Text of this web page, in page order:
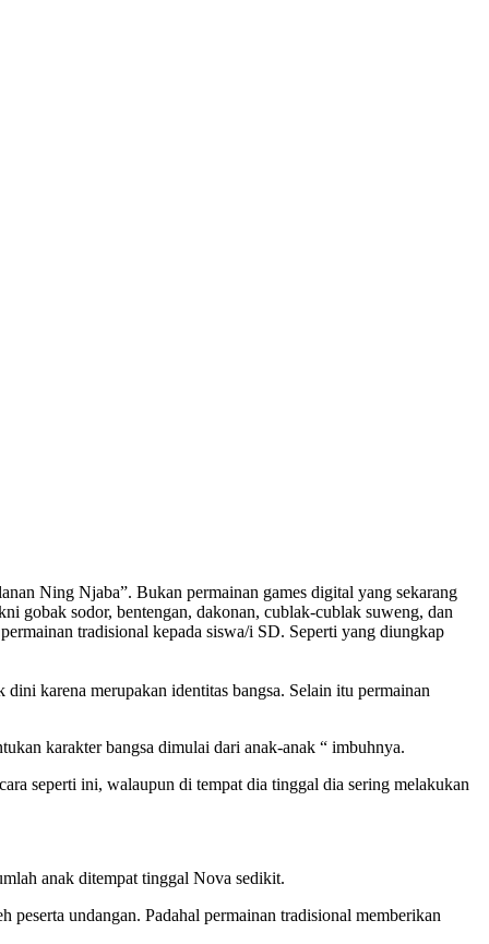
Ning Njaba”. Bukan permainan games digital yang sekarang
gobak sodor, bentengan, dakonan, cublak-cublak suweng, dan
tradisional kepada siswa/i SD. Seperti yang diungkap
karena merupakan identitas bangsa. Selain itu permainan
karakter bangsa dimulai dari anak-anak “ imbuhnya.
seperti ini, walaupun di tempat dia tinggal dia sering melakukan
anak ditempat tinggal Nova sedikit.
undangan. Padahal permainan tradisional memberikan